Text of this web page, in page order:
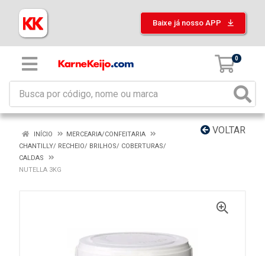
Baixe já nosso APP
0
VOLTAR
INÍCIO
MERCEARIA/CONFEITARIA
CHANTILLY/ RECHEIO/ BRILHOS/ COBERTURAS/
CALDAS
NUTELLA 3KG